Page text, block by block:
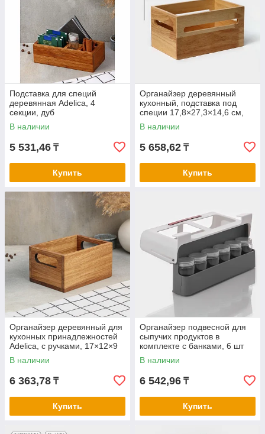
Подставка для специй
деревянная Adelica, 4
секции, дуб
В наличии
5 531,46 ₸
Купить
Органайзер деревянный
кухонный, подставка под
специи 17,8×27,3×14,6 см,
гевея
В наличии
5 658,62 ₸
Купить
Органайзер деревянный для
кухонных принадлежностей
Adelica, с ручками, 17×12×9
см, дуб
В наличии
6 363,78 ₸
Купить
Органайзер подвесной для
сыпучих продуктов в
комплекте с банками, 6 шт
(125 мл), 32×13,5×9,5 см
В наличии
6 542,96 ₸
Купить